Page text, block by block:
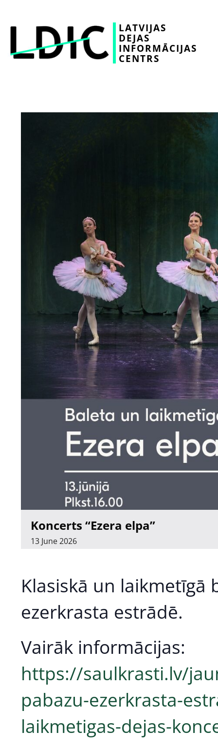
LATVIJAS
DEJAS
INFORMĀCIJAS
CENTRS
Koncerts “Ezera elpa”
13 June2026
Klasiskā un laikmetīgā
ezerkrasta estrādē.
Vairāk informācijas:
https://saulkrasti.lv/
pabazu-ezerkrasta-
laikmetigas-dejas-